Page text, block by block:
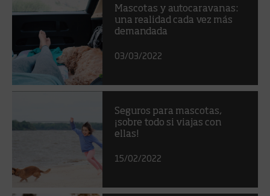
Mascotas y autocaravanas:
una realidad cada vez más
demandada
03/03/2022
Seguros para mascotas,
¡sobre todo si viajas con
ellas!
15/02/2022